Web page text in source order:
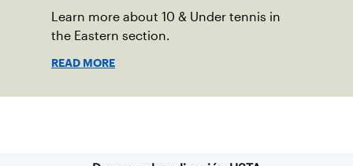
Learn more about 10 & Under tennis in
the Eastern section.
READ MORE